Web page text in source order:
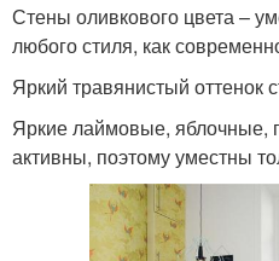
Стены оливкового цвета –
любого стиля, как
Яркий травянистый оттенок
Яркие лаймовые, яблочные,
активны, поэтому уместны